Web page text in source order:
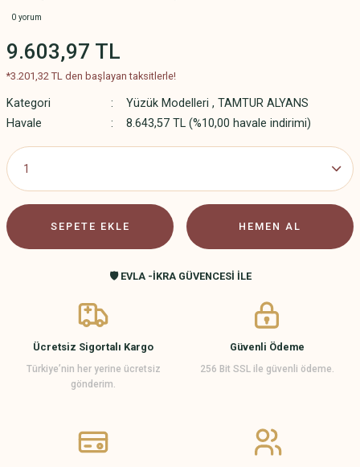
0 yorum
9.603,97 TL
*3.201,32 TL den başlayan taksitlerle!
Kategori Yüzük Modelleri , TAMTUR ALYANS
Havale
8.643,57 TL (%10,00 havale indirimi)
SEPETE EKLE HEMEN AL
🛡️ EVLA -İKRA GÜVENCESİ İLE
Ücretsiz Sigortalı Kargo
Türkiye’nin her yerine ücretsiz
gönderim.
Güvenli Ödeme
256 Bit SSL ile güvenli ödeme.